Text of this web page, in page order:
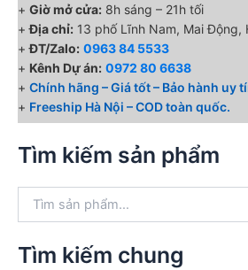
+ Giờ mở cửa: 8h sáng – 21h tối
+Địa chỉ: 13 phố Lĩnh Nam, Mai Động,
+ĐT/Zalo: 0963 84 5533
+ Kênh Dự án: 0972 80 6638
+ Chính hãng – Giá tốt – Bảo hành uy
+ Freeship Hà Nội – COD toàn quốc.
Tìm kiếm sản phẩm
k
Tìm kiếm chung